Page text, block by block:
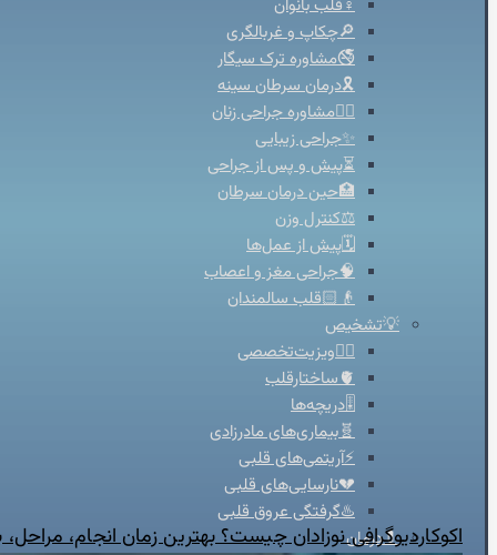
♀️قلب بانوان
🔎چکاپ و غربالگری
🚭مشاوره ترک سیگار
🎗️درمان سرطان سینه
👩‍⚕️مشاوره جراحی زنان
✨جراحی زیبایی
⏳پیش و پس از جراحی
🏥حین درمان سرطان
⚖️کنترل وزن
🗓️پیش از عمل‌ها
🧠جراحی مغز و اعصاب
👴🏻قلب سالمندان
💡تشخیص
👨‍⚕️ویزیت‌تخصصی
🫀ساختارقلب
🎚️دریچه‌ها
🧬بیماری‌های مادرزادی
⚡آریتمی‌های قلبی
💔نارسایی‌های قلبی
♨️گرفتگی عروق قلبی
💊درمان
اکوکاردیوگرافی نوزادان چیست؟ بهترین زمان انجام،